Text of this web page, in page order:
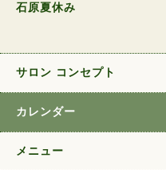
石原夏休み
サロン コンセプト
カレンダー
メニュー